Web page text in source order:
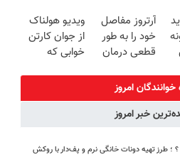
|
درمان کنی؟
((پرسش‌نامه))
◗پرسش‌نامه◖
آرتروز مفاصل
خود را به طور
قطعی درمان
◗پرسش‌نامه◖
ویدیو هولناک
از جوان کارتن
خوابی که
خوانندگان امروز
خبر امروز
طرز تهیه دونات خانگی نرم و پف‌دار با روکش